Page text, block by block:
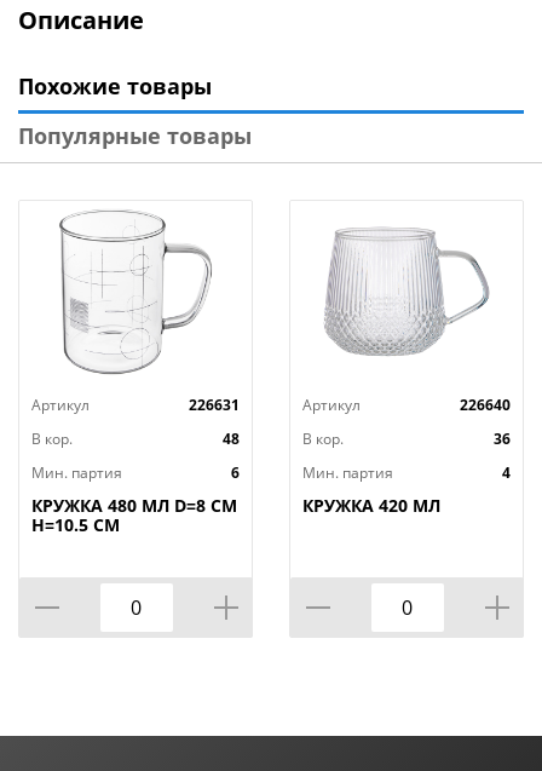
Описание
Похожие товары
Популярные товары
Артикул
226631
В кор.
48
Мин. партия
6
КРУЖКА 480 МЛ D=8 СМ
H=10.5 СМ
Артикул
226640
В кор.
36
Мин. партия
4
КРУЖКА 420 МЛ